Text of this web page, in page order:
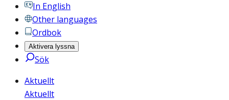
In English
Other languages
Ordbok
Aktivera lyssna
Sök
Aktuellt
Aktuellt